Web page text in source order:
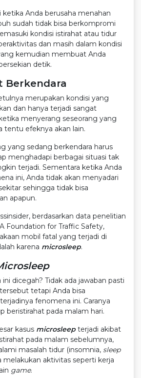
ketika Anda berusaha menahan
sudah tidak bisa berkompromi
kondisi istirahat atau tidur
dan masih dalam kondisi
kemudian membuat Anda
detik.
Berkendara
merupakan kondisi yang
dan hanya terjadi sangat
menyerang seseorang yang
tentu efeknya akan lain.
yang sedang berkendara harus
menghadapi berbagai situasi tak
terjadi. Sementara ketika Anda
ini, Anda tidak akan menyadari
sehingga tidak bisa
apapun.
berdasarkan data penelitian
Foundation for Traffic Safety,
mobil fatal yang terjadi di
karena microsleep.
dicegah? Tidak ada jawaban pasti
tetapi Anda bisa
fenomena ini. Caranya
beristirahat pada malam hari.
kasus microsleepterjadi akibat
pada malam sebelumnya,
masalah tidur (insomnia, sleep
melakukan aktivitas seperti kerja
game.